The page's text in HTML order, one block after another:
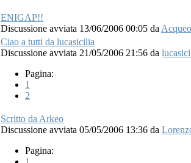
ENIGAP!!
Discussione avviata 13/06/2006 00:05 da Acqueo
Ciao a tutti da lucasicilia
Discussione avviata 21/05/2006 21:56 da
Pagina:
1
2
Scritto da Arkeo
Discussione avviata 05/05/2006 13:36 da
Pagina: